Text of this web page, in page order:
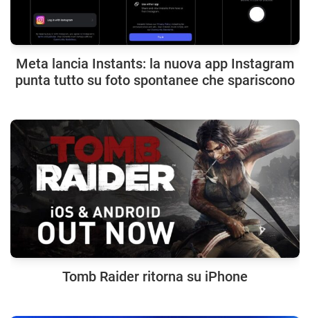
Meta lancia Instants: la nuova app Instagram
punta tutto su foto spontanee che spariscono
Tomb Raider ritorna su iPhone